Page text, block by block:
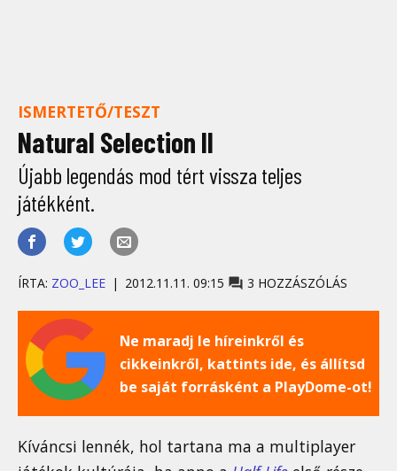
ISMERTETŐ/TESZT
Natural Selection II
Újabb legendás mod tért vissza teljes
játékként.
ÍRTA: ZOO_LEE 2012.11.11. 09:15 3 HOZZÁSZÓLÁS
Ne maradj le híreinkről és
cikkeinkről, kattints ide, és állítsd
be saját forrásként a PlayDome-ot!
Kíváncsi lennék, hol tartana ma a multiplayer